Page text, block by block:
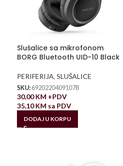
Slušalice sa mikrofonom
BORG Bluetooth UID-10 Black
PERIFERIJA, SLUŠALICE
SKU: 6920220409107B
30,00KM +PDV
35,10KM sa PDV
DODAJ U KORPU